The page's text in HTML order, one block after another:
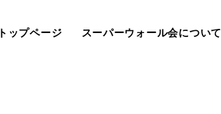
トップページ スーパーウォール会について